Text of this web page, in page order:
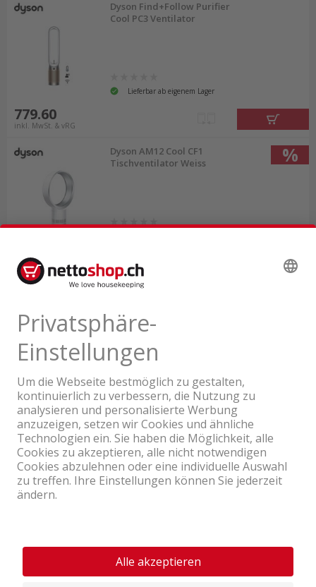
Dyson Find+Follow Purifier
Cool PC3 Ventilator
Lieferbar ab eigenem Lager
779.60
inkl. MwSt. & vRG
Dyson AM12 Cool CF1
Tischventilator Weiss
%
215.00
statt262.85 inkl. MwSt. & vRG
Ein Unternehmen der Coop Gruppe